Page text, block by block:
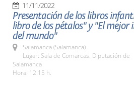
11/11/2022
Presentación de los libros
libro de los pétalos" y "El mejor
del mundo"
Salamanca (Salamanca)
Lugar: Sala de Comarcas. Diputación de
Salamanca
Hora: 12:15 h.